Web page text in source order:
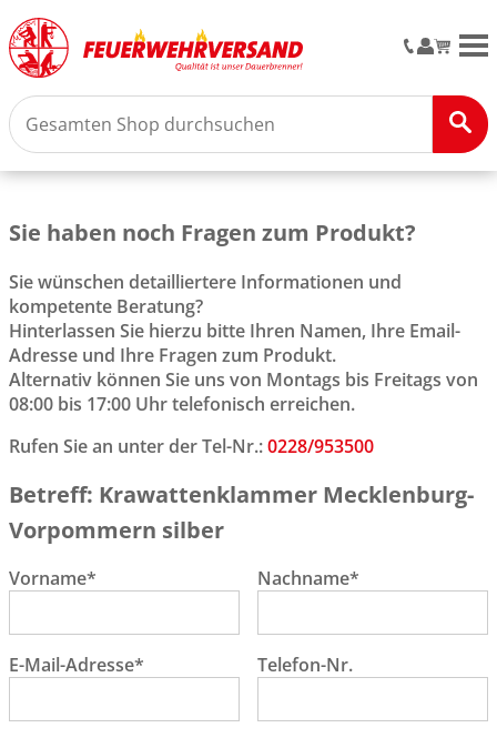
Sie haben noch Fragen zum Produkt?
Sie wünschen detailliertere Informationen und
kompetente Beratung?
Hinterlassen Sie hierzu bitte Ihren Namen, Ihre Email-
Adresse und Ihre Fragen zum Produkt.
Alternativ können Sie uns von Montags bis Freitags von
08:00 bis 17:00 Uhr telefonisch erreichen.
Rufen Sie an unter der Tel-Nr.:0228/953500
Betreff: Krawattenklammer Mecklenburg-
Vorpommern silber
Vorname* Nachname*
E-Mail-Adresse* Telefon-Nr.